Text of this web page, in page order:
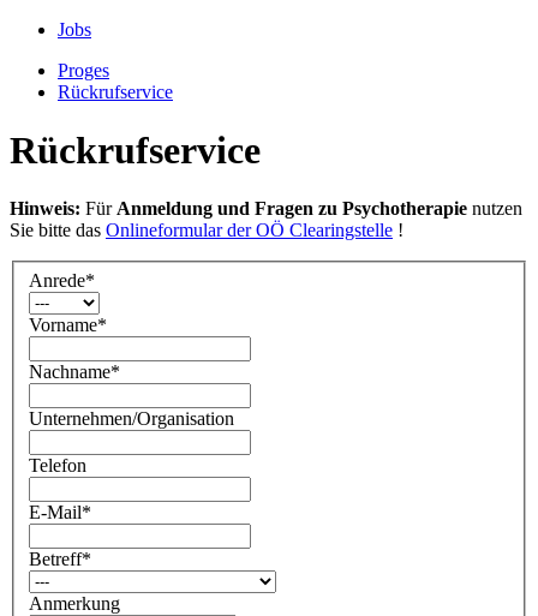
Jobs
Proges
Rückrufservice
Rückrufservice
Hinweis: FürAnmeldung und Fragen zu Psychotherapie nutzen
Sie bitte das Onlineformular der OÖ Clearingstelle !
Anrede*
Vorname*
Nachname*
Unternehmen/Organisation
Telefon
E-Mail*
Betreff*
Anmerkung